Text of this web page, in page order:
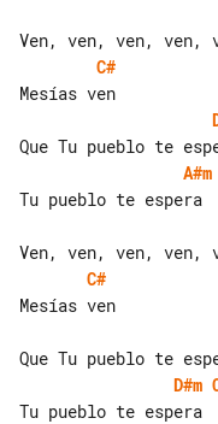
C#
A#m
C#
D#m
Tu pueblo te espera